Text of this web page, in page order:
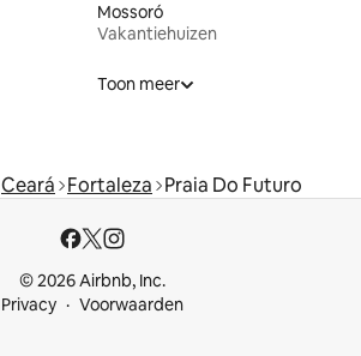
Mossoró
Vakantiehuizen
Toon meer
Ceará Fortaleza Praia Do Futuro
© 2026 Airbnb, Inc.
Privacy
Voorwaarden